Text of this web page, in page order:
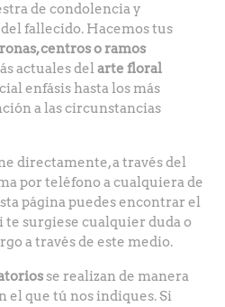
de condolencia y
fallecido. Hacemos tus
centros o ramos
actuales delarte floral
enfásis hasta los más
a las circunstancias
directamente, a través del
por teléfono a cualquiera de
página puedes encontrar el
surgiese cualquier duda o
a través de este medio.
se realizan de manera
el que tú nos indiques. Si